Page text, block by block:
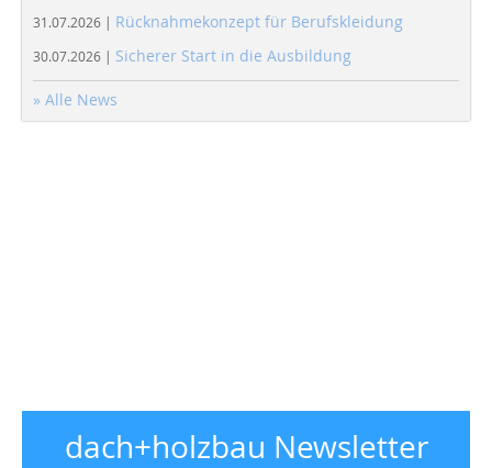
31.07.2026 | Rücknahmekonzept für Berufskleidung
30.07.2026 | Sicherer Start in die Ausbildung
» Alle News
dach+holzbau Newsletter